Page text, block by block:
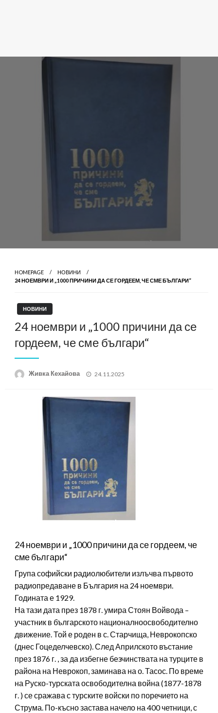
HOMEPAGE
НОВИНИ
24 НОЕМВРИ И „1000 ПРИЧИНИ ДА СЕ ГОРДЕЕМ, ЧЕ СМЕ БЪЛГАРИ“
НОВИНИ
24 ноември и „1000 причини да се
гордеем, че сме българи“
Живка Кехайова
Posted
24.11.2025
24 ноември и „1000 причини да се гордеем, че
сме българи“
Група софийски радиолюбители излъчва първото
радиопредаване в България на 24 ноември.
Годината е 1929.
На тази дата през 1878 г. умира Стоян Войвода –
участник в българското националноосвободително
движение. Той е роден в с. Старчища, Неврокопско
(днес Гоцеделчевско). След Априлското въстание
през 1876 г. , за да избегне безчинствата на турците в
района на Неврокоп, заминава на о. Тасос. По време
на Руско-турската освободителна война (1877-1878
г. ) се сражава с турските войски по поречието на
Струма. По-късно застава начело на 400 четници, с